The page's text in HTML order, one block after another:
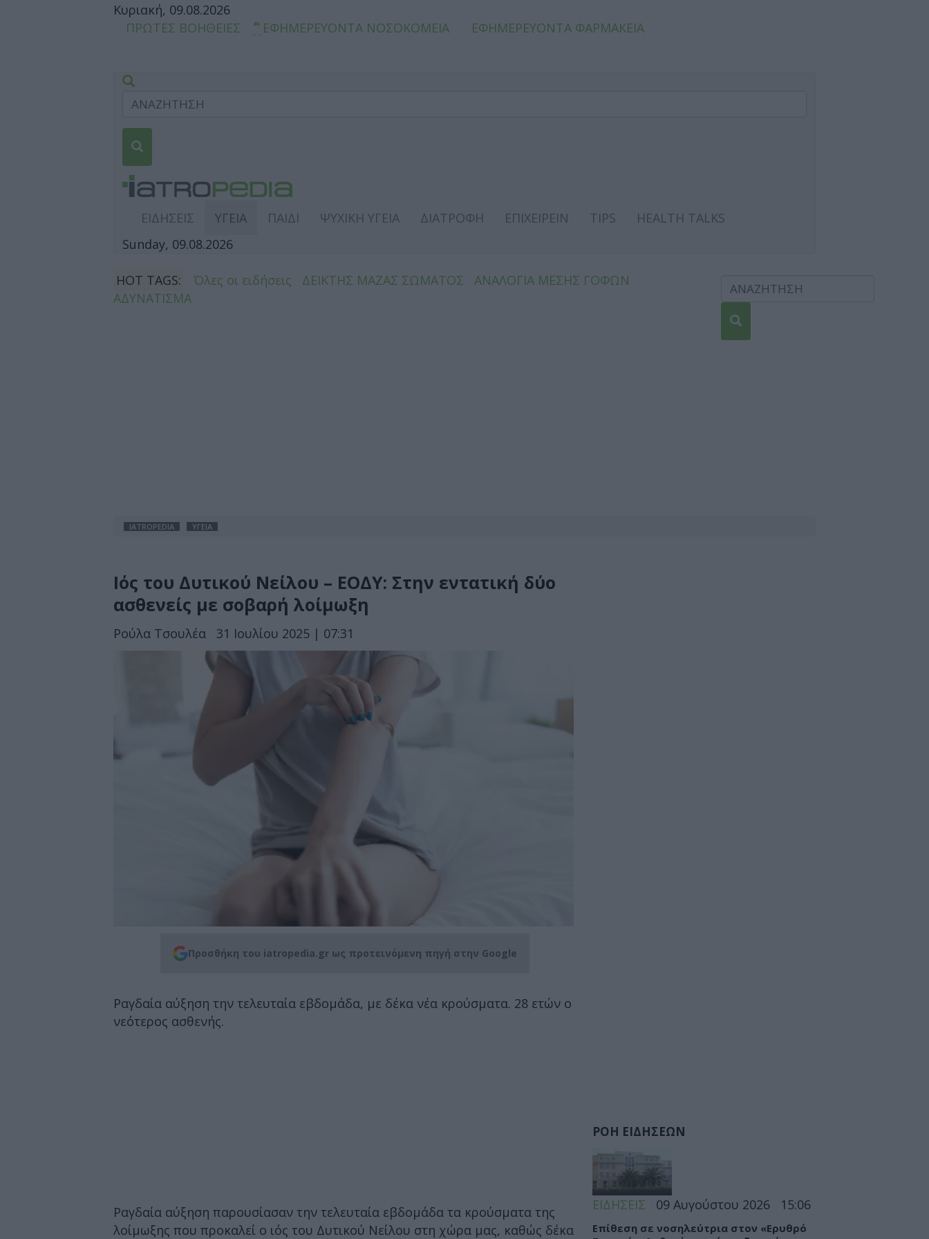
Κυριακή, 09.08.2026
ΠΡΩΤΕΣ ΒΟΗΘΕΙΕΣ
ΕΦΗΜΕΡΕΥΟΝΤΑ ΝΟΣΟΚΟΜΕΙΑ ΕΦΗΜΕΡΕΥΟΝΤΑ ΦΑΡΜΑΚΕΙΑ
ΕΙΔΗΣΕΙΣ ΥΓΕΙΑ ΠΑΙΔΙ ΨΥΧΙΚΗ ΥΓΕΙΑ ΔΙΑΤΡΟΦΗ ΕΠΙΧΕΙΡΕΙΝ TIPS
HEALTH TALKS
Sunday, 09.08.2026
HOT TAGS: Όλες οι ειδήσεις ΔΕΙΚΤΗΣ ΜΑΖΑΣ ΣΩΜΑΤΟΣ
ΑΝΑΛΟΓΙΑ ΜΕΣΗΣ ΓΟΦΩΝ
ΑΔΥΝΑΤΙΣΜΑ
IATROPEDIA ΥΓΕΙΑ
Ιός του Δυτικού Νείλου – ΕΟΔΥ: Στην εντατική δύο
ασθενείς με σοβαρή λοίμωξη
Ρούλα Τσουλέα 31 Ιουλίου 2025 | 07:31
Προσθήκη του iatropedia.gr ως προτεινόμενη πηγή στην Google
Ραγδαία αύξηση την τελευταία εβδομάδα, με δέκα νέα κρούσματα. 28 ετών ο
νεότερος ασθενής.
Ραγδαία αύξηση παρουσίασαν την τελευταία εβδομάδα τα κρούσματα της
λοίμωξης που προκαλεί ο ιός του Δυτικού Νείλου στη χώρα μας, καθώς δέκα
ΡΟΗ ΕΙΔΗΣΕΩΝ
ΕΙΔΗΣΕΙΣ 09 Αυγούστου 2026 15:06
Eπίθεση σε νοσηλεύτρια στον «Ερυθρό